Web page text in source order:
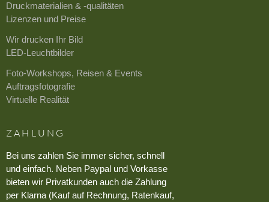
Druckmaterialien & -qualitäten
Lizenzen und Preise
Wir drucken Ihr Bild
LED-Leuchtbilder
Foto-Workshops, Reisen & Events
Auftragsfotografie
Virtuelle Realität
ZAHLUNG
Bei uns zahlen Sie immer sicher, schnell
und einfach. Neben Paypal und Vorkasse
bieten wir Privatkunden auch die Zahlung
per Klarna (Kauf auf Rechnung, Ratenkauf,